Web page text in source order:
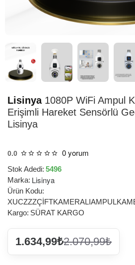
TESLİMAT
Lisinya1080P WiFi Ampul
Erişimli Hareket Sensörlü
Lisinya
0.0 0 yorum
Stok Adedi: 5496
Marka: Lisinya
Ürün Kodu:
Kargo: SÜRAT KARGO
1.634,99₺2.070,99₺